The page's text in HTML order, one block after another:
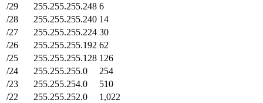
/29
255.255.255.248 6
/28
255.255.255.240 14
/27
255.255.255.224 30
/26
255.255.255.192 62
/25
255.255.255.128 126
/24
255.255.255.0
254
/23
255.255.254.0
510
/22
255.255.252.0
1,022